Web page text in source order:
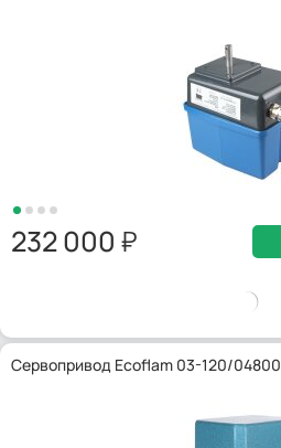
232 000
Сервопривод Ecoflam 03-120/04800